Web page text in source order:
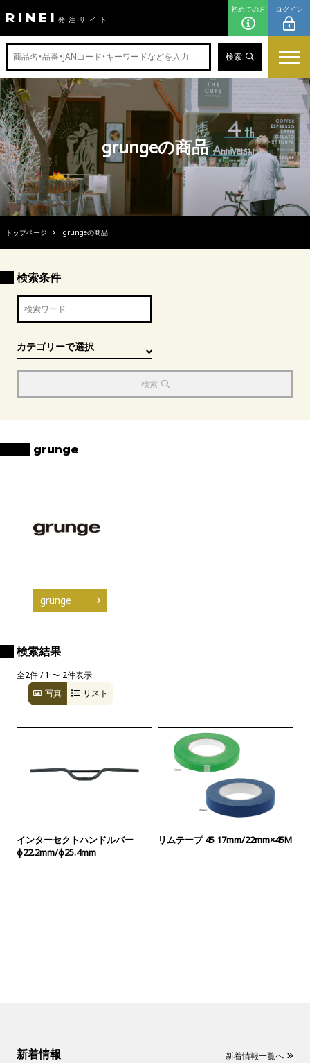
RINEI 発注サイト
初めての方 ログイン
検索
grungeの商品
トップページ grungeの商品
検索条件
検索
grunge
grunge
検索結果
全2件 / 1 〜 2件表示
写真
リスト
インターセクトハンドルバー
φ22.2mm/φ25.4mm
リムテープ 45 17mm/22mm×45M
新着情報 新着情報一覧へ